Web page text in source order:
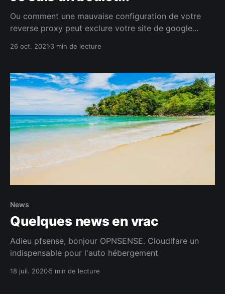
Ou comment une mauvaise configuration de votre
reverse proxy peut exclure votre site de google...
26 oct. 2021 3 min de lecture
News
Quelques news en vrac
Adieu pfsense, bonjour OPNSENSE. Cloudlfare un
indispensable pour l'auto hébergement
18 juil. 20205 min de lecture